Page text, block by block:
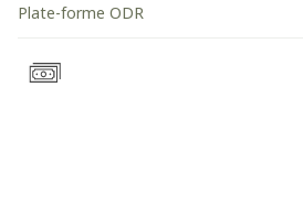
Plate-forme ODR